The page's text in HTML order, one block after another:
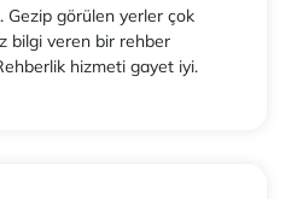
Gezip görülen yerler çok
bilgi veren bir rehber
hizmeti gayet iyi.